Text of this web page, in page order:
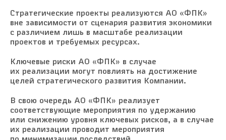
Стратегические проекты реализуются АО «ФПК»
вне зависимости от сценария развития экономики
с различием лишь в масштабе реализации
проектов и требуемых ресурсах.
Ключевые риски АО «ФПК» в случае
их реализации могут повлиять на достижение
целей стратегического развития Компании.
В свою очередь АО «ФПК» реализует
соответствующие мероприятия по удержанию
или снижению уровня ключевых рисков, а в случае
их реализации проводит мероприятия